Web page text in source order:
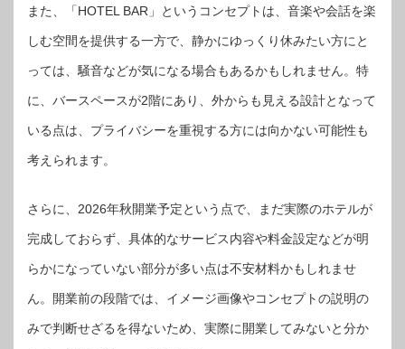
また、「HOTEL BAR」というコンセプトは、音楽や会話を楽
しむ空間を提供する一方で、静かにゆっくり休みたい方にと
っては、騒音などが気になる場合もあるかもしれません。特
に、バースペースが2階にあり、外からも見える設計となって
いる点は、プライバシーを重視する方には向かない可能性も
考えられます。
さらに、2026年秋開業予定という点で、まだ実際のホテルが
完成しておらず、具体的なサービス内容や料金設定などが明
らかになっていない部分が多い点は不安材料かもしれませ
ん。開業前の段階では、イメージ画像やコンセプトの説明の
みで判断せざるを得ないため、実際に開業してみないと分か